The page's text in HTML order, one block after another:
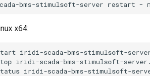
x64:
iridi-scada-bms-stimulsoft-
iridi-scada-bms-stimulsoft-
iridi-scada-bms-stimulsoft-